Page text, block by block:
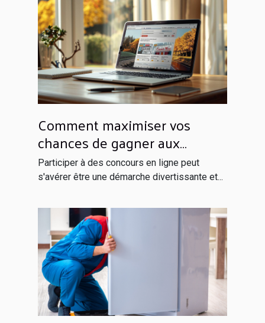
Comment maximiser vos
chances de gagner aux
concours en ligne
Participer à des concours en ligne peut
s'avérer être une démarche divertissante et...